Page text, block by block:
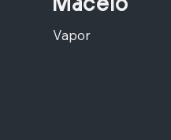
Maceió
Vapor